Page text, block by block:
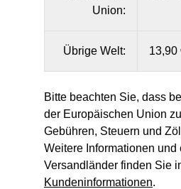
Union:
Übrige Welt: 13,90
Bitte beachten Sie, dass
der Europäischen Union
Gebühren, Steuern und
Weitere Informationen und
Versandländer finden Sie
Kundeninformationen.